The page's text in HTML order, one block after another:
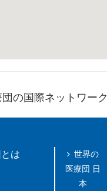
の国際ネットワーク
は
世界の
医療団 日
本